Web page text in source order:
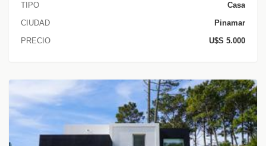
TIPO
Casa
CIUDAD
Pinamar
PRECIO
U$S 5.000